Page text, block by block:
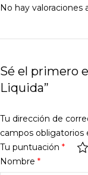
No hay valoraciones
Sé el primero
Liquida”
Tu dirección de
campos obligatorios
Tu puntuación *
Nombre *